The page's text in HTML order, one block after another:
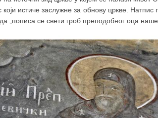
који истиче заслужне за обнову цркве.
„пописа се свети гроб преподобног оца